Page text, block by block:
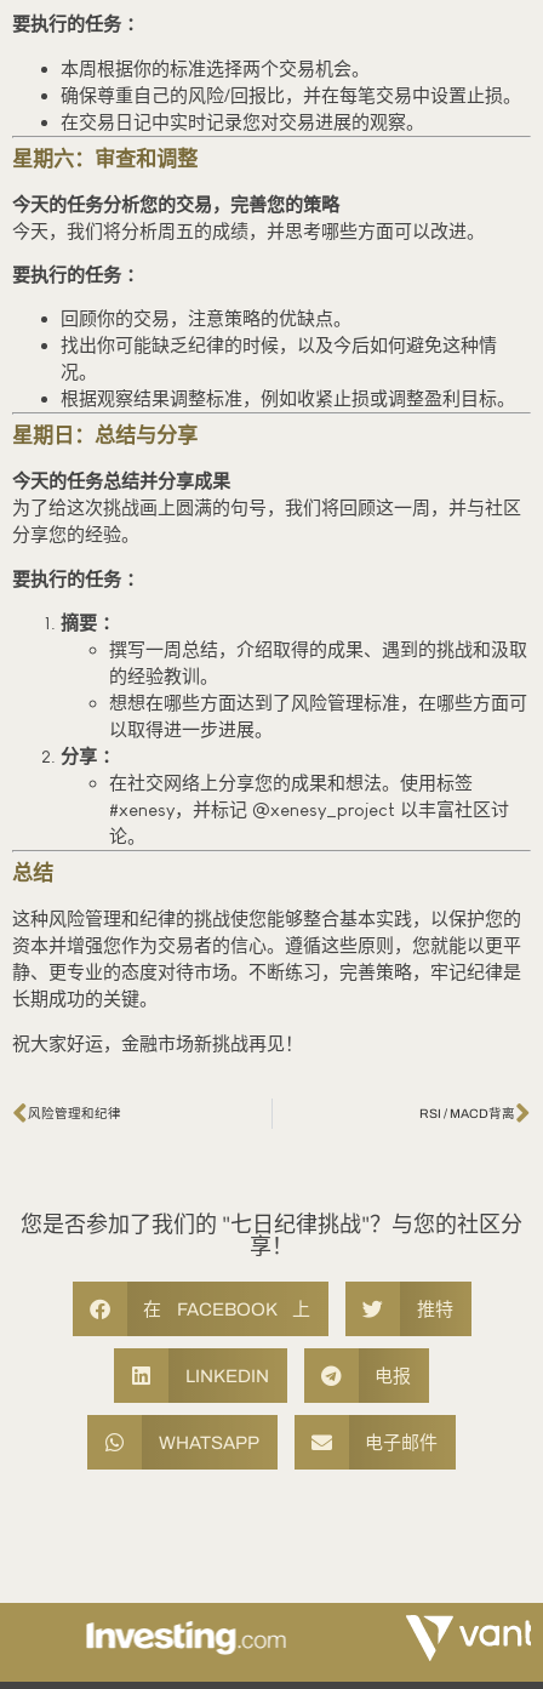
要执行的任务 ：
本周根据你的标准选择两个交易机会。
确保尊重自己的风险/回报比，并在每笔交易中设置止损。
在交易日记中实时记录您对交易进展的观察。
星期六：审查和调整
今天的任务分析您的交易，完善您的策略
今天，我们将分析周五的成绩，并思考哪些方面可以改进。
要执行的任务 ：
回顾你的交易，注意策略的优缺点。
找出你可能缺乏纪律的时候，以及今后如何避免这种情
况。
根据观察结果调整标准，例如收紧止损或调整盈利目标。
星期日：总结与分享
今天的任务总结并分享成果
为了给这次挑战画上圆满的句号，我们将回顾这一周，并与社区
分享您的经验。
要执行的任务 ：
摘要 ：
撰写一周总结，介绍取得的成果、遇到的挑战和汲取
的经验教训。
想想在哪些方面达到了风险管理标准，在哪些方面可
以取得进一步进展。
分享 ：
在社交网络上分享您的成果和想法。使用标签
#xenesy，并标记 @xenesy_project 以丰富社区讨
论。
总结
这种风险管理和纪律的挑战使您能够整合基本实践，以保护您的
资本并增强您作为交易者的信心。遵循这些原则，您就能以更平
静、更专业的态度对待市场。不断练习，完善策略，牢记纪律是
长期成功的关键。
祝大家好运，金融市场新挑战再见！
风险管理和纪律 RSI / MACD背离
您是否参加了我们的 "七日纪律挑战"？与您的社区分
享！
在 FACEBOOK 上 推特
LINKEDIN 电报
WHATSAPP 电子邮件